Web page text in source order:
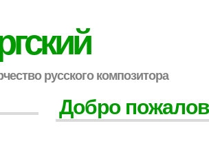
русского композитора
Добро